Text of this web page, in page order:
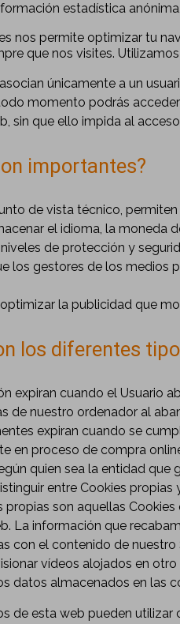
estadística
nos permite optimizar tu
que nos visites.
únicamente a un
momento podrás
sin que ello impida al
importantes?
de vista técnico,
el idioma, la moneda
de protección y
los gestores de los medios
la publicidad que
los diferentes
expiran cuando el Usuario
de nuestro ordenador al
expiran cuando se
en proceso de compra
quien sea la entidad
entre Cookies propias
propias son aquellas
La información que
con el contenido de
vídeos alojados en
datos almacenados en las
de esta web pueden utilizar